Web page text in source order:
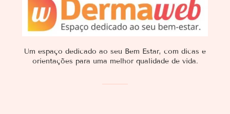
Um espaço dedicado ao seu Bem Estar, com dicas e
orientações para uma melhor qualidade de vida.